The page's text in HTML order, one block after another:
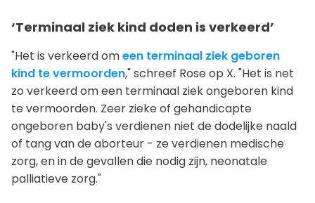
‘Terminaal ziek kind doden is verkeerd’
"Het is verkeerd omeen terminaal ziek geboren
kind te vermoorden," schreef Rose op X. "Het is net
zo verkeerd om een terminaal ziek ongeboren kind
te vermoorden. Zeer zieke of gehandicapte
ongeboren baby's verdienen niet de dodelijke naald
of tang van de aborteur - ze verdienen medische
zorg, en in de gevallen die nodig zijn, neonatale
palliatieve zorg."